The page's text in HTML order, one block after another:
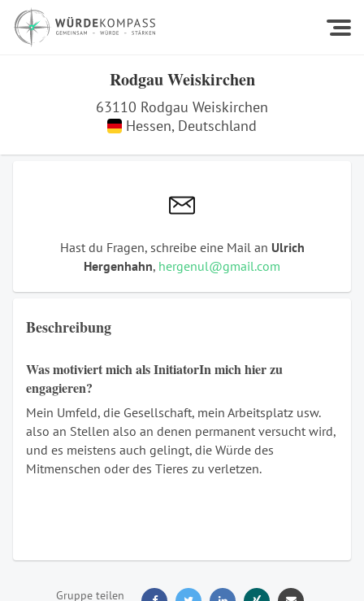
Rodgau Weiskirchen
63110 Rodgau Weiskirchen
Hessen, Deutschland
Hast du Fragen, schreibe eine Mail an Ulrich
Hergenhahn, hergenul@gmail.com
Beschreibung
Was motiviert mich als InitiatorIn mich hier zu
engagieren?
Mein Umfeld, die Gesellschaft, mein Arbeitsplatz usw.
also an Stellen also an denen permanent versucht wird,
und es meistens auch gelingt, die Würde des
Mitmenschen oder des Tieres zu verletzen.
Gruppe teilen